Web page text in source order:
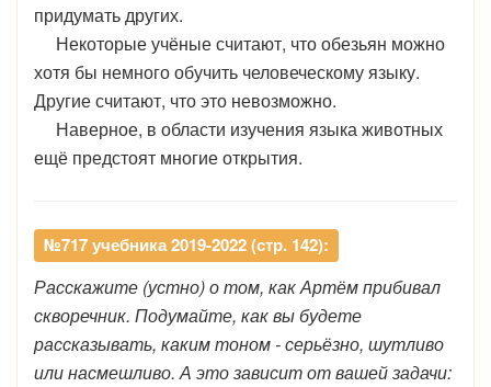
придумать других.
Некоторые учёные считают, что обезьян можно
хотя бы немного обучить человеческому языку.
Другие считают, что это невозможно.
Наверное, в области изучения языка животных
ещё предстоят многие открытия.
№717 учебника 2019-2022 (стр. 142):
Расскажите (устно) о том, как Артём прибивал
скворечник. Подумайте, как вы будете
рассказывать, каким тоном - серьёзно, шутливо
или насмешливо. А это зависит от вашей задачи: